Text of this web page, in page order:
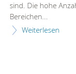
sind. Die hohe
Bereichen...
Weiterlesen